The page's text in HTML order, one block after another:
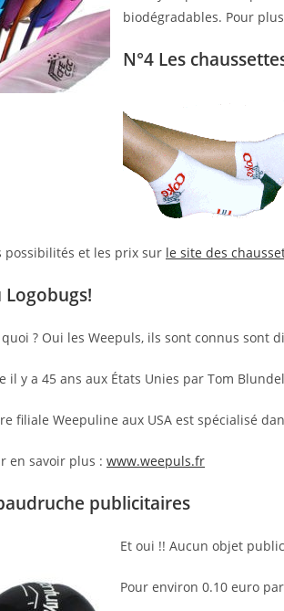
biodégradables. Pour
N°4 Les
possibilités et les prix sur le site des
Logobugs!
quoi ? Oui les Weepuls, ils sont connus sont
il y a 45 ans aux États Unies par Tom
filiale Weepuline aux USA est spécialisé
en savoir plus : www.weepuls.fr
publicitaires
Et oui !! Aucun objet
Pour environ 0.10 euro